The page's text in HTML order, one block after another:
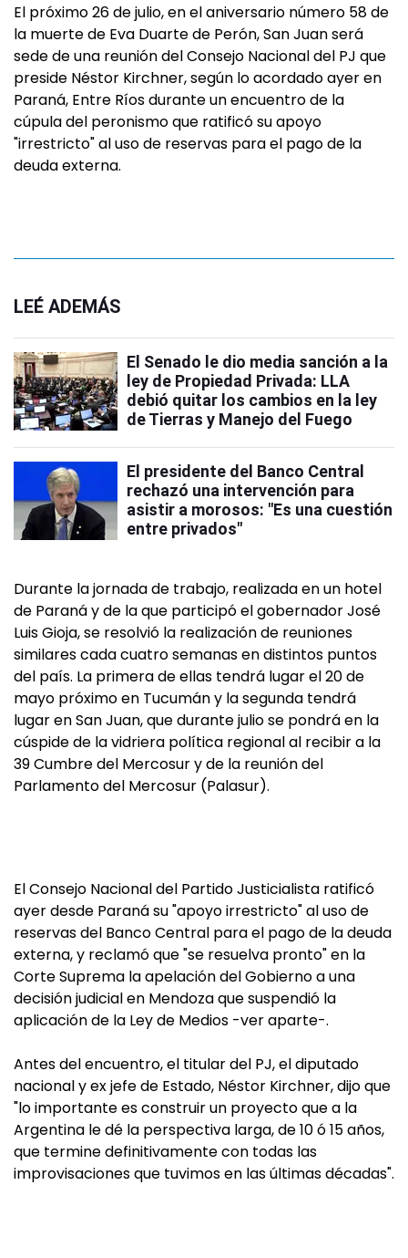
El próximo 26 de julio, en el aniversario número 58 de
la muerte de Eva Duarte de Perón, San Juan será
sede de una reunión del Consejo Nacional del PJ que
preside Néstor Kirchner, según lo acordado ayer en
Paraná, Entre Ríos durante un encuentro de la
cúpula del peronismo que ratificó su apoyo
"irrestricto" al uso de reservas para el pago de la
deuda externa.
LEÉ ADEMÁS
El Senado le dio media sanción a la
ley de Propiedad Privada: LLA
debió quitar los cambios en la ley
de Tierras y Manejo del Fuego
El presidente del Banco Central
rechazó una intervención para
asistir a morosos: "Es una cuestión
entre privados"
Durante la jornada de trabajo, realizada en un hotel
de Paraná y de la que participó el gobernador José
Luis Gioja, se resolvió la realización de reuniones
similares cada cuatro semanas en distintos puntos
del país. La primera de ellas tendrá lugar el 20 de
mayo próximo en Tucumán y la segunda tendrá
lugar en San Juan, que durante julio se pondrá en la
cúspide de la vidriera política regional al recibir a la
39 Cumbre del Mercosur y de la reunión del
Parlamento del Mercosur (Palasur).
El Consejo Nacional del Partido Justicialista ratificó
ayer desde Paraná su "apoyo irrestricto" al uso de
reservas del Banco Central para el pago de la deuda
externa, y reclamó que "se resuelva pronto" en la
Corte Suprema la apelación del Gobierno a una
decisión judicial en Mendoza que suspendió la
aplicación de la Ley de Medios -ver aparte-.
Antes del encuentro, el titular del PJ, el diputado
nacional y ex jefe de Estado, Néstor Kirchner, dijo que
"lo importante es construir un proyecto que a la
Argentina le dé la perspectiva larga, de 10 ó 15 años,
que termine definitivamente con todas las
improvisaciones que tuvimos en las últimas décadas".